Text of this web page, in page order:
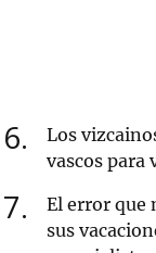
6
Los
vascos para
7
El error que
sus